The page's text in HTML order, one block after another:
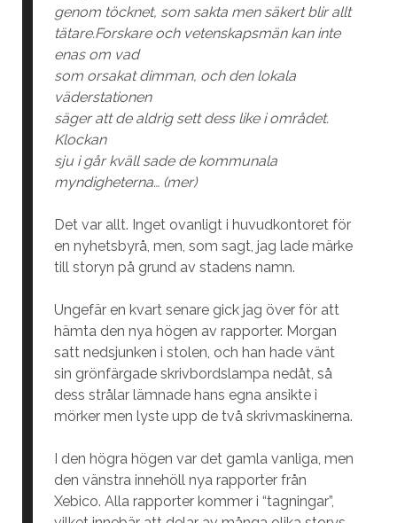
genom töcknet, som sakta men säkert blir allt
tätare.Forskare och vetenskapsmän kan inte
enas om vad
som orsakat dimman, och den lokala
väderstationen
säger att de aldrig sett dess like i området.
Klockan
sju i går kväll sade de kommunala
myndigheterna… (mer)
Det var allt. Inget ovanligt i huvudkontoret för
en nyhetsbyrå, men, som sagt, jag lade märke
till storyn på grund av stadens namn.
Ungefär en kvart senare gick jag över för att
hämta den nya högen av rapporter. Morgan
satt nedsjunken i stolen, och han hade vänt
sin grönfärgade skrivbordslampa nedåt, så
dess strålar lämnade hans egna ansikte i
mörker men lyste upp de två skrivmaskinerna.
I den högra högen var det gamla vanliga, men
den vänstra innehöll nya rapporter från
Xebico. Alla rapporter kommer i “tagningar”,